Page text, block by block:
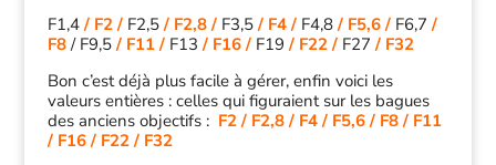
F1,4/ F2 /F2,5/ F2,8 /F3,5/ F4 /F4,8/ F5,6 /F6,7/
F8 / F9,5/ F11 /F13/ F16 /F19/ F22 /F27/ F32
Bon c’est déjà plus facile à gérer, enfin voici les
valeurs entières : celles qui figuraient sur les bagues
des anciens objectifs : F2 / F2,8 / F4 / F5,6 / F8 / F11
/ F16 / F22 / F32